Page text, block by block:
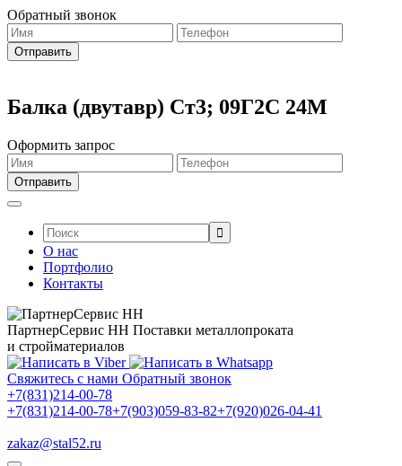
Обратный звонок
Балка (двутавр) Ст3; 09Г2С 24М
Оформить запрос
Поиск:
О нас
Портфолио
Контакты
ПартнерСервис НН Поставки металлопроката
и стройматериалов
Свяжитесь с нами Обратный звонок
+7(831)214-00-78
+7(831)214-00-78+7(903)059-83-82+7(920)026-04-41
zakaz@stal52.ru